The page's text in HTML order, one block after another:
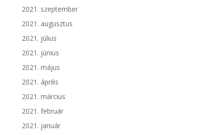
2021. szeptember
2021. augusztus
2021. július
2021. június
2021. május
2021. április
2021. március
2021. február
2021. január